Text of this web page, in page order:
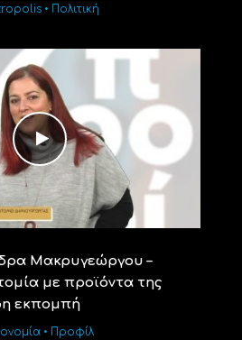
• Πολιτική
Μακρυγεώργου –
με προϊόντα της
εκπομπή
• Προφίλ